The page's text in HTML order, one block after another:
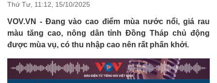
Nhận diện sự thật
Việc làm
Biển đảo
Thứ Tư, 11:12, 15/10/2025
VOV.VN - Đang vào cao điểm mùa nước nổi, giá rau
màu tăng cao, nông dân tỉnh Đồng Tháp chủ động
được mùa vụ, có thu nhập cao nên rất phấn khởi.